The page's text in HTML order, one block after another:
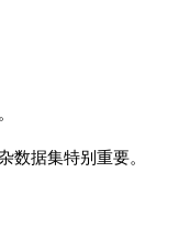
数据集特别重要。